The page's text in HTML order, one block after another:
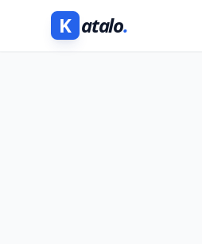
K atalo.